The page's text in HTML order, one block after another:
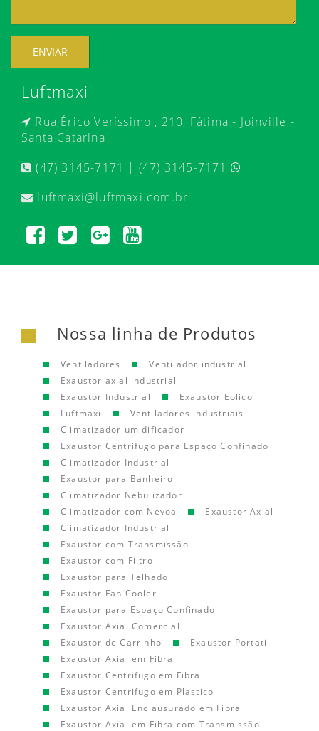
ENVIAR
Luftmaxi
Rua Érico Veríssimo , 210, Fátima - Joinville -
Santa Catarina
(47) 3145-7171 | (47) 3145-7171
luftmaxi@luftmaxi.com.br
Nossa linha de Produtos
Ventiladores
Ventilador industrial
Exaustor axial industrial
Exaustor Industrial
Exaustor Eolico
Luftmaxi
Ventiladores industriais
Climatizador umidificador
Exaustor Centrifugo para Espaço Confinado
Climatizador Industrial
Exaustor para Banheiro
Climatizador Nebulizador
Climatizador com Nevoa
Exaustor Axial
Climatizador Industrial
Exaustor com Transmissão
Exaustor com Filtro
Exaustor para Telhado
Exaustor Fan Cooler
Exaustor para Espaço Confinado
Exaustor Axial Comercial
Exaustor de Carrinho
Exaustor Portatil
Exaustor Axial em Fibra
Exaustor Centrifugo em Fibra
Exaustor Centrifugo em Plastico
Exaustor Axial Enclausurado em Fibra
Exaustor Axial em Fibra com Transmissão